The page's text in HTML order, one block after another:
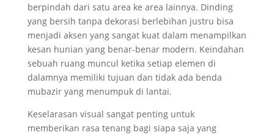
berpindah dari satu area ke area lainnya. Dinding
yang bersih tanpa dekorasi berlebihan justru bisa
menjadi aksen yang sangat kuat dalam menampilkan
kesan hunian yang benar-benar modern. Keindahan
sebuah ruang muncul ketika setiap elemen di
dalamnya memiliki tujuan dan tidak ada benda
mubazir yang menumpuk di lantai.
Keselarasan visual sangat penting untuk
memberikan rasa tenang bagi siapa saja yang